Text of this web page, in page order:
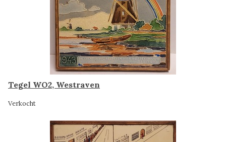
Tegel WO2, Westraven
Verkocht